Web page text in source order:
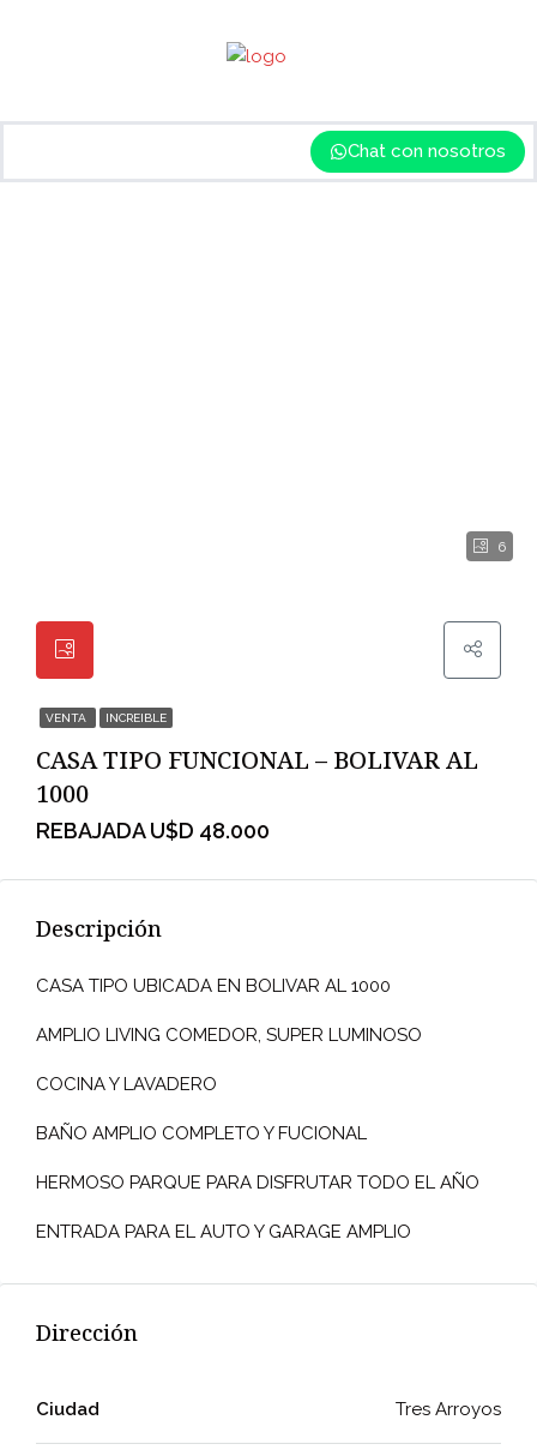
Chat con nosotros
6
VENTA INCREIBLE
CASA TIPO FUNCIONAL – BOLIVAR AL
1000
REBAJADA U$D 48.000
Descripción
CASA TIPO UBICADA EN BOLIVAR AL 1000
AMPLIO LIVING COMEDOR, SUPER LUMINOSO
COCINA Y LAVADERO
BAÑO AMPLIO COMPLETO Y FUCIONAL
HERMOSO PARQUE PARA DISFRUTAR TODO EL AÑO
ENTRADA PARA EL AUTO Y GARAGE AMPLIO
Dirección
Ciudad Tres Arroyos